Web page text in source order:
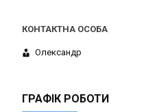
Олександр
ГРАФІК РОБОТИ